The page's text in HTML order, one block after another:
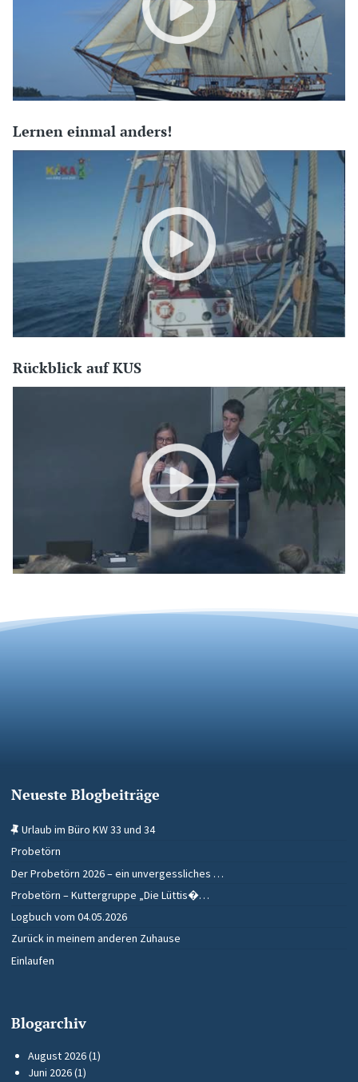
Lernen einmal anders!
Rückblick auf KUS
Neueste Blogbeiträge
Urlaub im Büro KW 33 und 34
Probetörn
Der Probetörn 2026 – ein unvergessliches …
Probetörn – Kuttergruppe „Die Lüttis�…
Logbuch vom 04.05.2026
Zurück in meinem anderen Zuhause
Einlaufen
Blogarchiv
August 2026(1)
Juni 2026(1)